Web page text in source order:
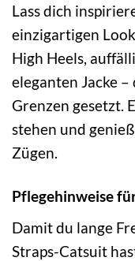
Lass dich
einzigartigen
High Heels,
eleganten Jacke
Grenzen gesetzt.
stehen und
Zügen.
Pflegehinweise
Damit du lange
Straps-Catsuit